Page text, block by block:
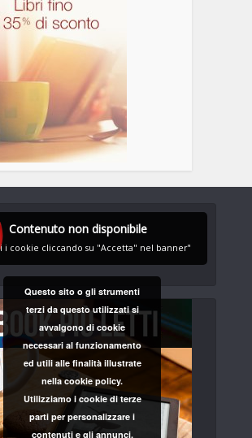
Contenuto non disponibile
i cookie cliccando su "Accetta" nel banner"
Questo sito o gli strumenti
terzi da questo utilizzati si
avvalgono di cookie
necessari al funzionamento
ed utili alle finalità illustrate
nella cookie policy.
Utilizziamo i cookie di terze
parti per personalizzare i
contenuti e gli annunci,